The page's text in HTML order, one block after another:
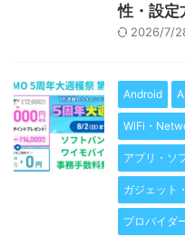
性・設定
2026/7/
Android
WiFi・
アプリ・ソ
ガジェット
プロバイダ